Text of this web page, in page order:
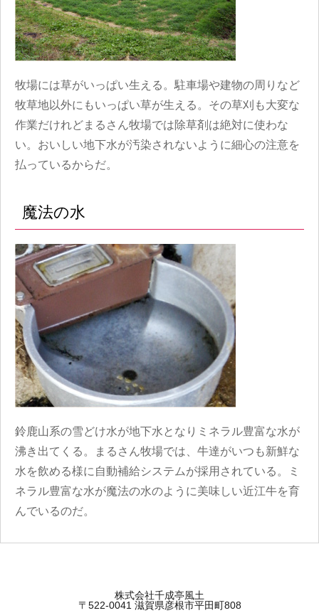
牧場には草がいっぱい生える。駐車場や建物の周りなど
牧草地以外にもいっぱい草が生える。その草刈も大変な
作業だけれどまるさん牧場では除草剤は絶対に使わな
い。おいしい地下水が汚染されないように細心の注意を
払っているからだ。
魔法の水
鈴鹿山系の雪どけ水が地下水となりミネラル豊富な水が
沸き出てくる。まるさん牧場では、牛達がいつも新鮮な
水を飲める様に自動補給システムが採用されている。ミ
ネラル豊富な水が魔法の水のように美味しい近江牛を育
んでいるのだ。
株式会社千成亭風土
〒522-0041 滋賀県彦根市平田町808